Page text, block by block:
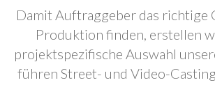
Damit Auftraggeber das richtige
Produktion finden, erstellen
projektspezifische Auswahl
führen Street- und Video-